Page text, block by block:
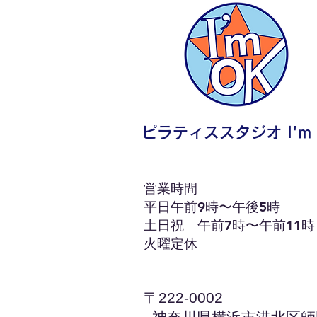
ピラティススタジオ
営業時間
平日午前9時〜午後5時
土日祝 午前7時〜午前11時
火曜定休
〒222-0002